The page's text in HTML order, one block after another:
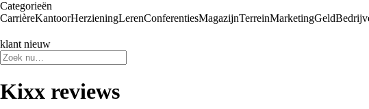
Categorieën
CarrièreKantoorHerzieningLerenConferentiesMagazijnTerreinMarketingGeld
klant nieuw
Kixx reviews